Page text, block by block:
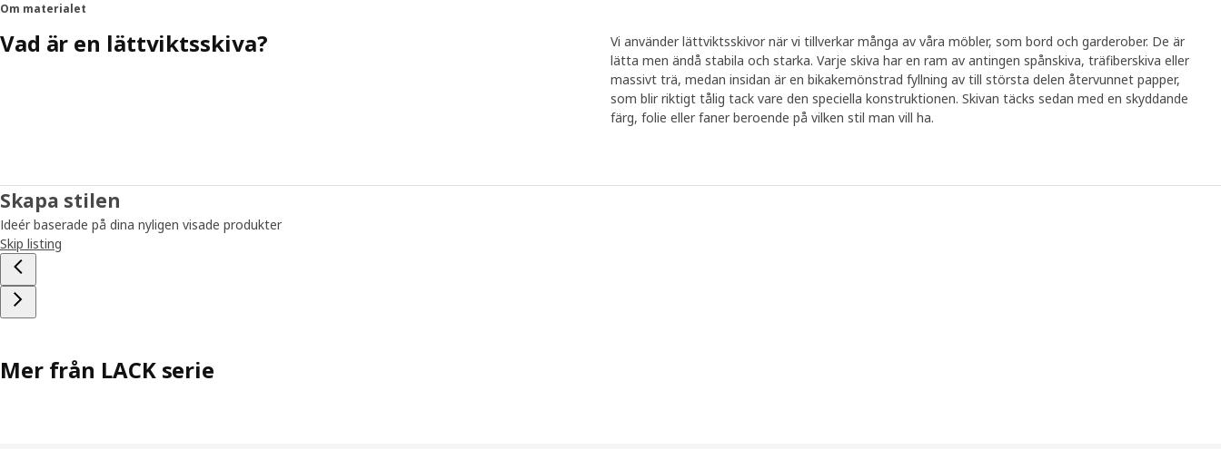
Om materialet
Vad är en lättviktsskiva?
Vi använder lättviktsskivor när vi tillverkar många av våra möbler, som bord och garderober. De är
lätta men ändå stabila och starka. Varje skiva har en ram av antingen spånskiva, träfiberskiva eller
massivt trä, medan insidan är en bikakemönstrad fyllning av till största delen återvunnet papper,
som blir riktigt tålig tack vare den speciella konstruktionen. Skivan täcks sedan med en skyddande
färg, folie eller faner beroende på vilken stil man vill ha.
Skapa stilen
Ideér baserade på dina nyligen visade produkter
Skip listing
Mer från LACK serie